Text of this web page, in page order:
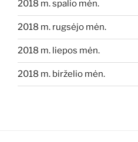
2018 m. spalio mėn.
2018 m. rugsėjo mėn.
2018 m. liepos mėn.
2018 m. birželio mėn.